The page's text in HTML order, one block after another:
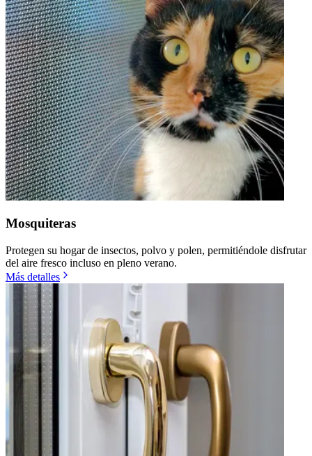
Mosquiteras
Protegen su hogar de insectos, polvo y polen, permitiéndole disfrutar
del aire fresco incluso en pleno verano.
Más detalles